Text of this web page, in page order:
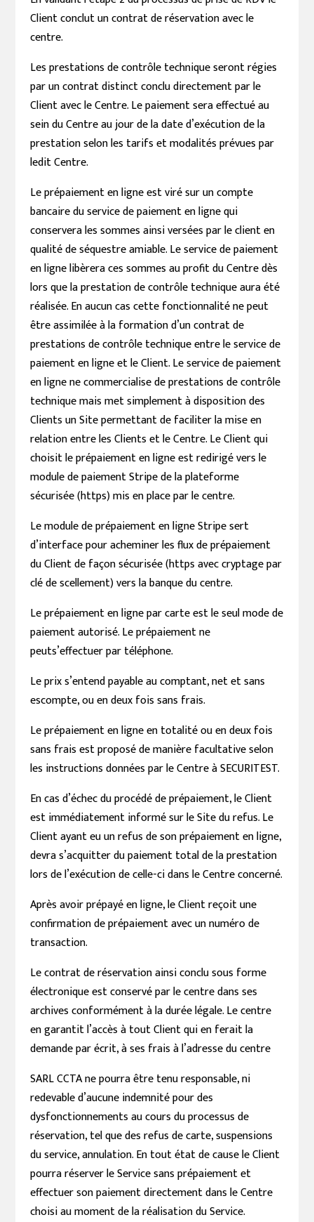
Client conclut un contrat de réservation avec le
centre.
Les prestations de contrôle technique seront régies
par un contrat distinct conclu directement par le
Client avec le Centre. Le paiement sera effectué au
sein du Centre au jour de la date d’exécution de la
prestation selon les tarifs et modalités prévues par
ledit Centre.
Le prépaiement en ligne est viré sur un compte
bancaire du service de paiement en ligne qui
conservera les sommes ainsi versées par le client en
qualité de séquestre amiable. Le service de paiement
en ligne libèrera ces sommes au profit du Centre dès
lors que la prestation de contrôle technique aura été
réalisée. En aucun cas cette fonctionnalité ne peut
être assimilée à la formation d’un contrat de
prestations de contrôle technique entre le service de
paiement en ligne et le Client. Le service de paiement
en ligne ne commercialise de prestations de contrôle
technique mais met simplement à disposition des
Clients un Site permettant de faciliter la mise en
relation entre les Clients et le Centre. Le Client qui
choisit le prépaiement en ligne est redirigé vers le
module de paiement Stripe de la plateforme
sécurisée (https) mis en place par le centre.
Le module de prépaiement en ligne Stripe sert
d’interface pour acheminer les flux de prépaiement
du Client de façon sécurisée (https avec cryptage par
clé de scellement) vers la banque du centre.
Le prépaiement en ligne par carte est le seul mode de
paiement autorisé. Le prépaiement ne
peuts’effectuer par téléphone.
Le prix s’entend payable au comptant, net et sans
escompte, ou en deux fois sans frais.
Le prépaiement en ligne en totalité ou en deux fois
sans frais est proposé de manière facultative selon
les instructions données par le Centre à SECURITEST.
En cas d’échec du procédé de prépaiement, le Client
est immédiatement informé sur le Site du refus. Le
Client ayant eu un refus de son prépaiement en ligne,
devra s’acquitter du paiement total de la prestation
lors de l’exécution de celle-ci dans le Centre concerné.
Après avoir prépayé en ligne, le Client reçoit une
confirmation de prépaiement avec un numéro de
transaction.
Le contrat de réservation ainsi conclu sous forme
électronique est conservé par le centre dans ses
archives conformément à la durée légale. Le centre
en garantit l’accès à tout Client qui en ferait la
demande par écrit, à ses frais à l’adresse du centre
SARL CCTA ne pourra être tenu responsable, ni
redevable d’aucune indemnité pour des
dysfonctionnements au cours du processus de
réservation, tel que des refus de carte, suspensions
du service, annulation. En tout état de cause le Client
pourra réserver le Service sans prépaiement et
effectuer son paiement directement dans le Centre
choisi au moment de la réalisation du Service.